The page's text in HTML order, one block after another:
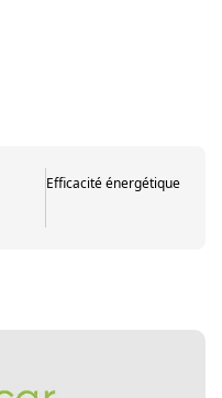
Efficacité énergétique